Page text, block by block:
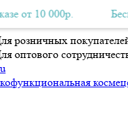
розничных
оптового
всей России при заказе
10 000р.